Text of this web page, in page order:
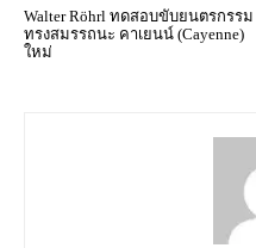
Walter Röhrl ทดสอบขับยนตรกรรม
ทรงสมรรถนะ คาเยนน์ (Cayenne)
ใหม่